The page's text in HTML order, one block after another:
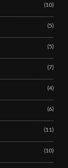
(10)
(5)
(5)
(7)
(4)
(6)
(11)
(10)